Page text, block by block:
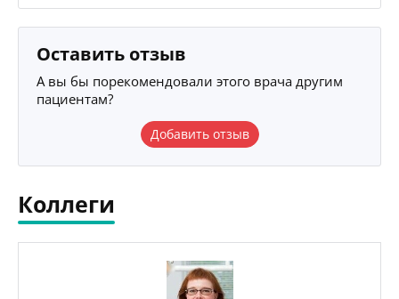
Оставить отзыв
А вы бы порекомендовали этого врача другим
пациентам?
Добавить отзыв
Коллеги